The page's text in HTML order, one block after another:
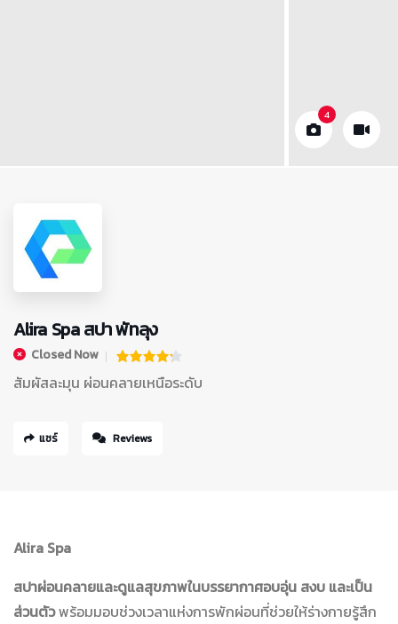
4
Alira Spa สปา พัทลุง
Closed Now
สัมผัสละมุน ผ่อนคลายเหนือระดับ
แชร์ Reviews
Alira Spa
สปาผ่อนคลายและดูแลสุขภาพในบรรยากาศอบอุ่น สงบ และเป็น
ส่วนตัวพร้อมมอบช่วงเวลาแห่งการพักผ่อนที่ช่วยให้ร่างกายรู้สึก